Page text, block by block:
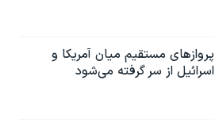
پروازهای مستقیم میان آمریکا و
اسرائیل از سر گرفته می‌شود